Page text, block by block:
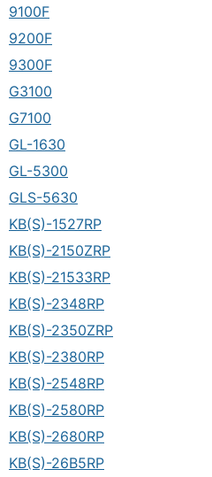
9100F
9200F
9300F
G3100
G7100
GL-1630
GL-5300
GLS-5630
KB(S)-1527RP
KB(S)-2150ZRP
KB(S)-21533RP
KB(S)-2348RP
KB(S)-2350ZRP
KB(S)-2380RP
KB(S)-2548RP
KB(S)-2580RP
KB(S)-2680RP
KB(S)-26B5RP